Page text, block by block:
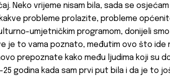
Neko vrijeme nisam bila, sada se
probleme prolazite, probleme
umjetničkim programom, donijeli
je to vama poznato, međutim ovo što ide
prepoznate kako među ljudima koji su
godina kada sam prvi put bila i da je to